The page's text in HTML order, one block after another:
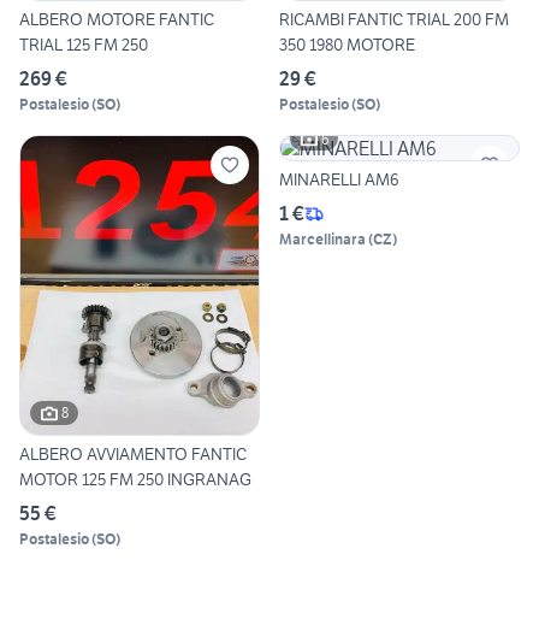
ALBERO MOTORE FANTIC
TRIAL 125 FM 250
269 €
Postalesio(SO)
RICAMBI FANTIC TRIAL 200 FM
350 1980 MOTORE
29 €
Postalesio(SO)
8
ALBERO AVVIAMENTO FANTIC
MOTOR 125 FM 250 INGRANAG
55 €
Postalesio(SO)
6
MINARELLI AM6
1 €
Marcellinara (CZ)